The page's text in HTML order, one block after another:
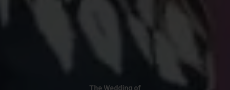
The Wedding of